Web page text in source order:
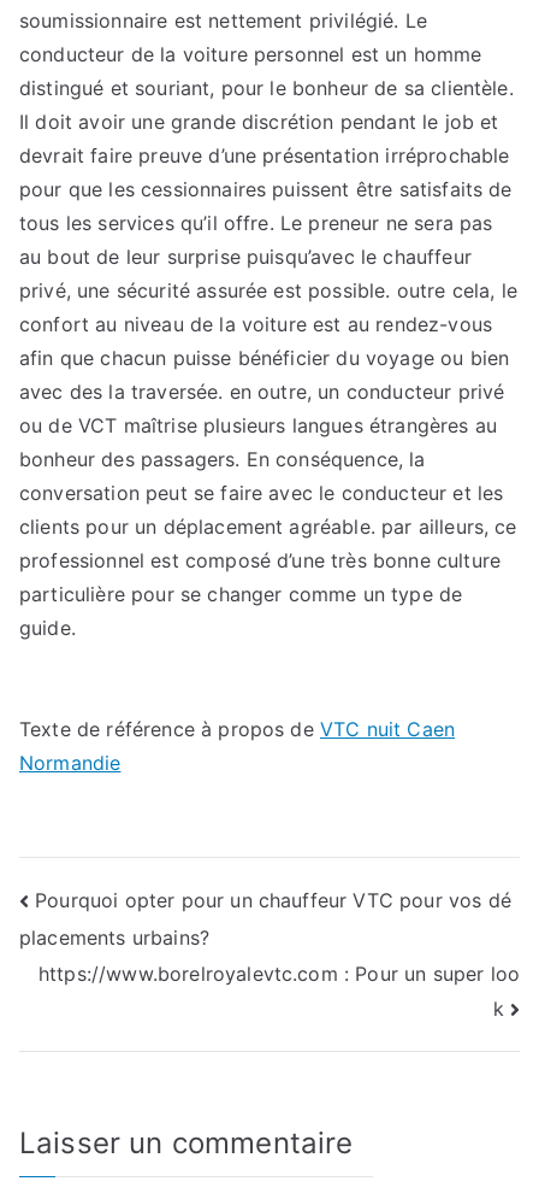
soumissionnaire est nettement privilégié. Le
conducteur de la voiture personnel est un homme
distingué et souriant, pour le bonheur de sa clientèle.
Il doit avoir une grande discrétion pendant le job et
devrait faire preuve d’une présentation irréprochable
pour que les cessionnaires puissent être satisfaits de
tous les services qu’il offre. Le preneur ne sera pas
au bout de leur surprise puisqu’avec le chauffeur
privé, une sécurité assurée est possible. outre cela, le
confort au niveau de la voiture est au rendez-vous
afin que chacun puisse bénéficier du voyage ou bien
avec des la traversée. en outre, un conducteur privé
ou de VCT maîtrise plusieurs langues étrangères au
bonheur des passagers. En conséquence, la
conversation peut se faire avec le conducteur et les
clients pour un déplacement agréable. par ailleurs, ce
professionnel est composé d’une très bonne culture
particulière pour se changer comme un type de
guide.
Texte de référence à propos de VTC nuit Caen
Normandie
Navigation
de
Pourquoi opter pour un chauffeur VTC pour vos dé
placements urbains?
https://www.borelroyalevtc.com : Pour un super loo
k
Laisser un commentaire